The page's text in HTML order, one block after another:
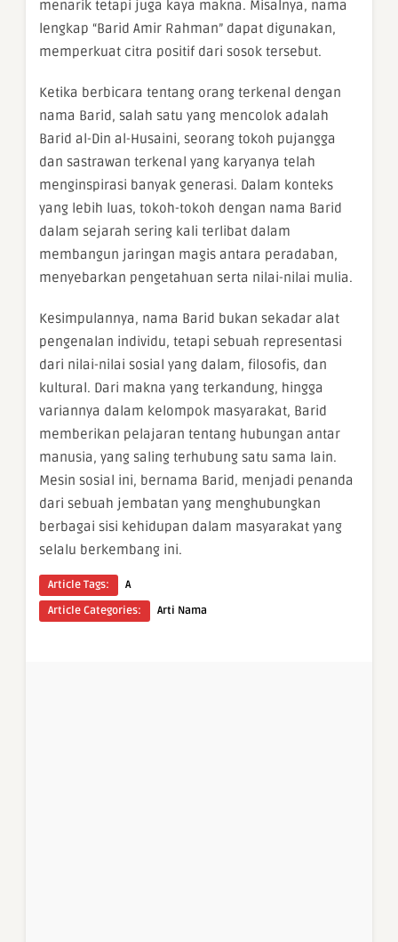
menarik tetapi juga kaya makna. Misalnya, nama
lengkap “Barid Amir Rahman” dapat digunakan,
memperkuat citra positif dari sosok tersebut.
Ketika berbicara tentang orang terkenal dengan
nama Barid, salah satu yang mencolok adalah
Barid al-Din al-Husaini, seorang tokoh pujangga
dan sastrawan terkenal yang karyanya telah
menginspirasi banyak generasi. Dalam konteks
yang lebih luas, tokoh-tokoh dengan nama Barid
dalam sejarah sering kali terlibat dalam
membangun jaringan magis antara peradaban,
menyebarkan pengetahuan serta nilai-nilai mulia.
Kesimpulannya, nama Barid bukan sekadar alat
pengenalan individu, tetapi sebuah representasi
dari nilai-nilai sosial yang dalam, filosofis, dan
kultural. Dari makna yang terkandung, hingga
variannya dalam kelompok masyarakat, Barid
memberikan pelajaran tentang hubungan antar
manusia, yang saling terhubung satu sama lain.
Mesin sosial ini, bernama Barid, menjadi penanda
dari sebuah jembatan yang menghubungkan
berbagai sisi kehidupan dalam masyarakat yang
selalu berkembang ini.
Article Tags:
A
Article Categories:
Arti Nama